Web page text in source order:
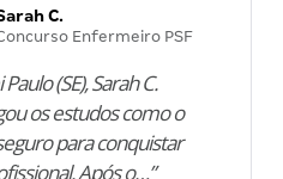
C.
Enfermeiro PSF
(SE), Sarah C.
os estudos como o
para conquistar
Após o…”